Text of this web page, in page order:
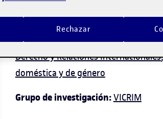
Docente de los siguientes
Derecho y Ciencia Política,Doble
Derecho y Relaciones Internacionales
doméstica y de género
Grupo de investigación:VICRIM
Rechazar